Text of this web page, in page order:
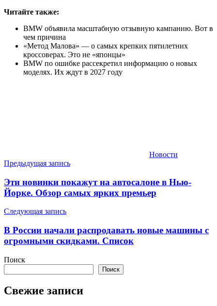
Читайте также:
BMW объявила масштабную отзывную кампанию. Вот в
чем причина
«Метод Малова» — о самых крепких пятилетних
кроссоверах. Это не «японцы»
BMW по ошибке рассекретил информацию о новых
моделях. Их ждут в 2027 году
Новости
Навигация
по
записям
Предыдущая запись
Эти новинки покажут на автосалоне в Нью-
Йорке. Обзор самых ярких премьер
Следующая запись
В России начали распродавать новые машины с
огромными скидками. Список
Поиск
Поиск
Свежие записи